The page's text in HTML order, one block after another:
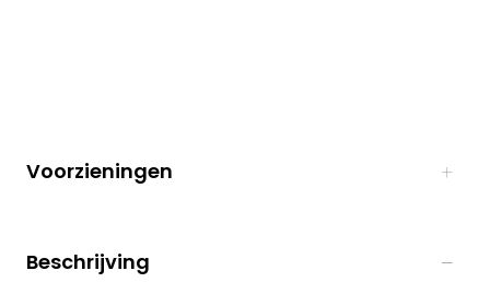
Voorzieningen
Beschrijving